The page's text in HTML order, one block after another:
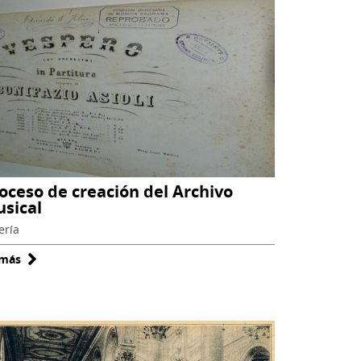
de creación del Archivo
sobre
creación
del